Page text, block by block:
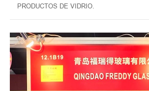
PRODUCTOS DE VIDRIO.